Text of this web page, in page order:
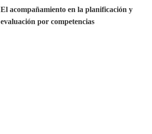
El acompañamiento en la planificación y
evaluación por competencias